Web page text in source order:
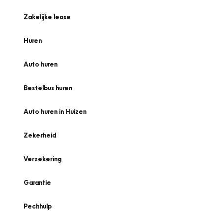
Zakelijke lease
Huren
Auto huren
Bestelbus huren
Auto huren in Huizen
Zekerheid
Verzekering
Garantie
Pechhulp